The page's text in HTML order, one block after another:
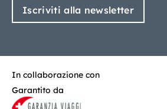
Iscriviti alla newsletter
In collaborazione con
Garantito da